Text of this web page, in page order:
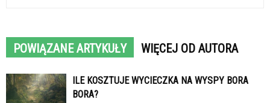
POWIĄZANE ARTYKUŁY WIĘCEJ OD AUTORA
ILE KOSZTUJE WYCIECZKA NA WYSPY BORA
BORA?